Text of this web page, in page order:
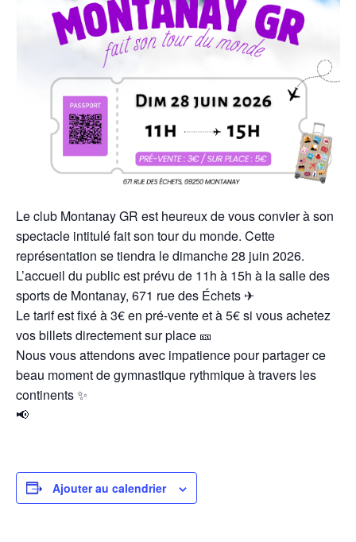
Le club Montanay GR est heureux de vous convier à son
spectacle intitulé fait son tour du monde. Cette
représentation se tiendra le dimanche 28 juin 2026.
L’accueil du public est prévu de 11h à 15h à la salle des
sports de Montanay, 671 rue des Échets ✈
Le tarif est fixé à 3€ en pré-vente et à 5€ si vous achetez
vos billets directement sur place 🎫
Nous vous attendons avec impatience pour partager ce
beau moment de gymnastique rythmique à travers les
continents ✨
📢
Ajouter au calendrier